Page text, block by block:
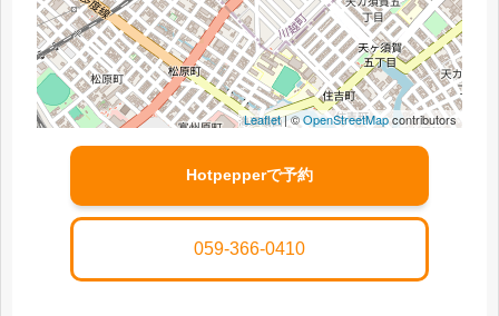
Leaflet| ©OpenStreetMapcontributors
Hotpepperで予約
059-366-0410